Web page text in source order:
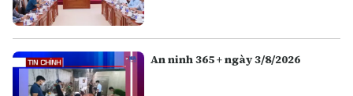
An ninh 365 + ngày 3/8/2026